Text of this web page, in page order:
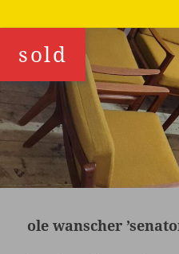
ole wanscher